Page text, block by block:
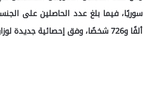
ألفًا و726 شخصًا، وفق إحصائية جديدة لوزارة الداخلية التركية.